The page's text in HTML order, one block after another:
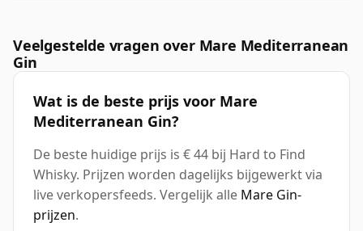
Veelgestelde vragen over Mare Mediterranean
Gin
Wat is de beste prijs voor Mare
Mediterranean Gin?
De beste huidige prijs is € 44 bij Hard to Find
Whisky. Prijzen worden dagelijks bijgewerkt via
live verkopersfeeds. Vergelijk alle Mare Gin-
prijzen.